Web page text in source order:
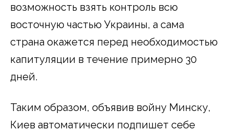
возможность взять контроль всю
восточную частью Украины, а сама
страна окажется перед необходимостью
капитуляции в течение примерно 30
дней.
Таким образом, объявив войну Минску,
Киев автоматически подпишет себе